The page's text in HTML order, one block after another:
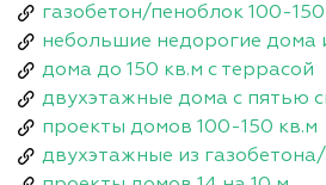
газобетон/пеноблок 100-
небольшие недорогие дома
дома до 150 кв.м с террасой
двухэтажные дома с пятью
проекты домов 100-150 кв.м
двухэтажные из